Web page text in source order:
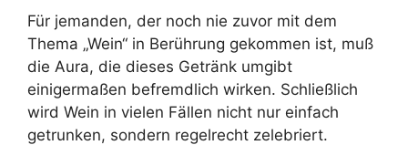
Für jemanden, der noch nie zuvor mit dem
Thema „Wein“ in Berührung gekommen ist, muß
die Aura, die dieses Getränk umgibt
einigermaßen befremdlich wirken. Schließlich
wird Wein in vielen Fällen nicht nur einfach
getrunken, sondern regelrecht zelebriert.